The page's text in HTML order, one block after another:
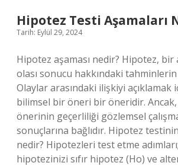
Hipotez Testi Aşamaları
Tarih: Eylül 29, 2024
Hipotez aşaması nedir? Hipotez, bir
olası sonucu hakkındaki
Olaylar arasındaki ilişkiyi açıklamak
bilimsel bir öneri bir öneridir.
önerinin geçerliliği gözlemsel
sonuçlarına bağlıdır. Hipotez
nedir? Hipotezleri test etme
hipotezinizi sıfır hipotez (Ho) ve